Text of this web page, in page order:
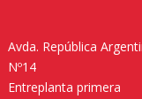
Avda. República
Nº14
Entreplanta primera